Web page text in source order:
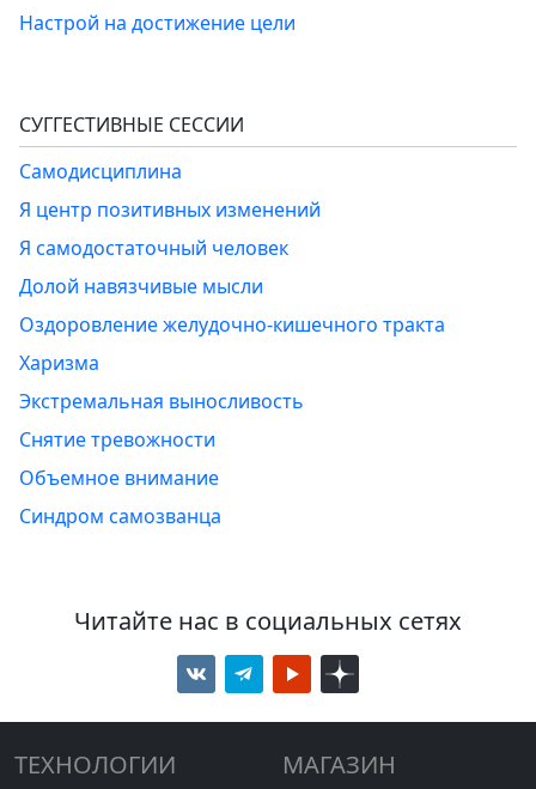
Настрой на достижение цели
СУГГЕСТИВНЫЕ СЕССИИ
Самодисциплина
Я центр позитивных изменений
Я самодостаточный человек
Долой навязчивые мысли
Оздоровление желудочно-кишечного тракта
Харизма
Экстремальная выносливость
Снятие тревожности
Объемное внимание
Синдром самозванца
Читайте нас в социальных сетях
ТЕХНОЛОГИИ МАГАЗИН